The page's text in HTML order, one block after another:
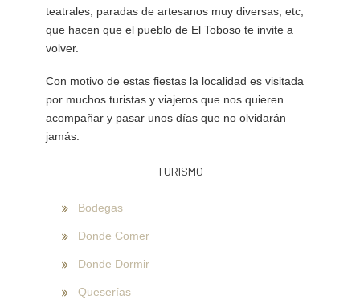
teatrales, paradas de artesanos muy diversas, etc,
que hacen que el pueblo de El Toboso te invite a
volver.
Con motivo de estas fiestas la localidad es visitada
por muchos turistas y viajeros que nos quieren
acompañar y pasar unos días que no olvidarán
jamás.
TURISMO
Bodegas
Donde Comer
Donde Dormir
Queserías